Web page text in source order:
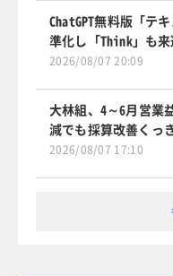
ChatGPT無料版「テ
準化し「Think」も
2026/08/07 20:09
大林組、4～6月営
減でも採算改善くっ
2026/08/07 17:10